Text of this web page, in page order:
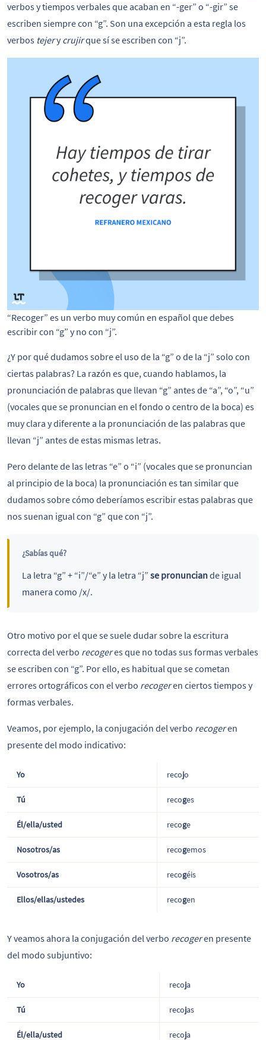
verbos y tiempos verbales que acaban en “-ger” o “-gir” se
escriben siempre con “g”. Son una excepción a esta regla los
verbos tejerycrujirque sí se escriben con “j”.
“Recoger” es un verbo muy común en español que debes
escribir con “g” y no con “j”.
¿Y por qué dudamos sobre el uso de la “g” o de la “j” solo con
ciertas palabras? La razón es que, cuando hablamos, la
pronunciación de palabras que llevan “g” antes de “a”, “o”, “u”
(vocales que se pronuncian en el fondo o centro de la boca) es
muy clara y diferente a la pronunciación de las palabras que
llevan “j” antes de estas mismas letras.
Pero delante de las letras “e” o “i” (vocales que se pronuncian
al principio de la boca) la pronunciación es tan similar que
dudamos sobre cómo deberíamos escribir estas palabras que
nos suenan igual con “g” que con “j”.
¿Sabías qué?
La letra “g” + “i”/“e” y la letra “j” se pronunciande igual
manera como /x/.
Otro motivo por el que se suele dudar sobre la escritura
correcta del verbo recogeres que no todas sus formas verbales
se escriben con “g”. Por ello, es habitual que se cometan
errores ortográficos con el verbo recogeren ciertos tiempos y
formas verbales.
Veamos, por ejemplo, la conjugación del verbo recogeren
presente del modo indicativo:
Yo recojo
Tú recoges
Él/ella/usted recoge
Nosotros/as recogemos
Vosotros/as recogéis
Ellos/ellas/ustedes recogen
Y veamos ahora la conjugación del verbo recogeren presente
del modo subjuntivo:
Yo recoja
Tú recojas
Él/ella/usted recoja